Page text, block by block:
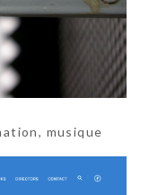
musique